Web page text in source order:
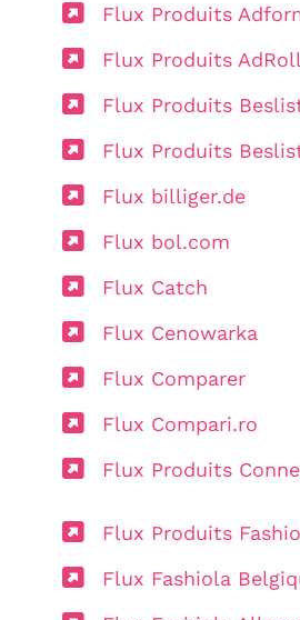
Flux Produits
Flux Produits AdRoll
Flux Produits
Flux Produits
Flux billiger.de
Flux bol.com
Flux Catch
Flux Cenowarka
Flux Comparer
Flux Compari.ro
Flux Produits
Flux Produits
Flux Fashiola